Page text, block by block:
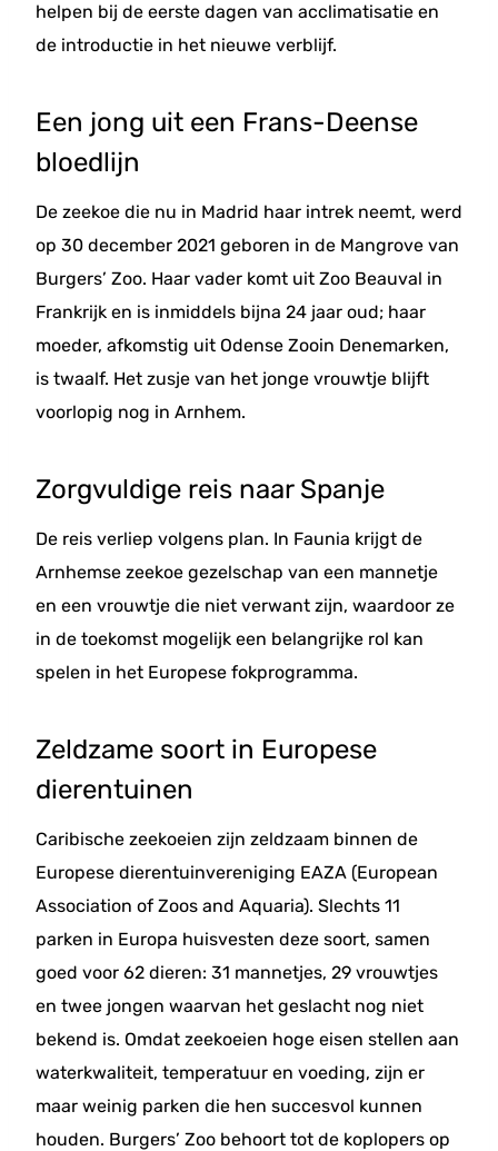
helpen bij de eerste dagen van acclimatisatie en
de introductie in het nieuwe verblijf.
Een jong uit een Frans-Deense
bloedlijn
De zeekoe die nu in Madrid haar intrek neemt, werd
op 30 december 2021 geboren in de Mangrove van
Burgers’ Zoo. Haar vader komt uit Zoo Beauval in
Frankrijk en is inmiddels bijna 24 jaar oud; haar
moeder, afkomstig uit Odense Zooin Denemarken,
is twaalf. Het zusje van het jonge vrouwtje blijft
voorlopig nog in Arnhem.
Zorgvuldige reis naar Spanje
De reis verliep volgens plan. In Faunia krijgt de
Arnhemse zeekoe gezelschap van een mannetje
en een vrouwtje die niet verwant zijn, waardoor ze
in de toekomst mogelijk een belangrijke rol kan
spelen in het Europese fokprogramma.
Zeldzame soort in Europese
dierentuinen
Caribische zeekoeien zijn zeldzaam binnen de
Europese dierentuinvereniging EAZA (European
Association of Zoos and Aquaria). Slechts 11
parken in Europa huisvesten deze soort, samen
goed voor 62 dieren: 31 mannetjes, 29 vrouwtjes
en twee jongen waarvan het geslacht nog niet
bekend is. Omdat zeekoeien hoge eisen stellen aan
waterkwaliteit, temperatuur en voeding, zijn er
maar weinig parken die hen succesvol kunnen
houden. Burgers’ Zoo behoort tot de koplopers op